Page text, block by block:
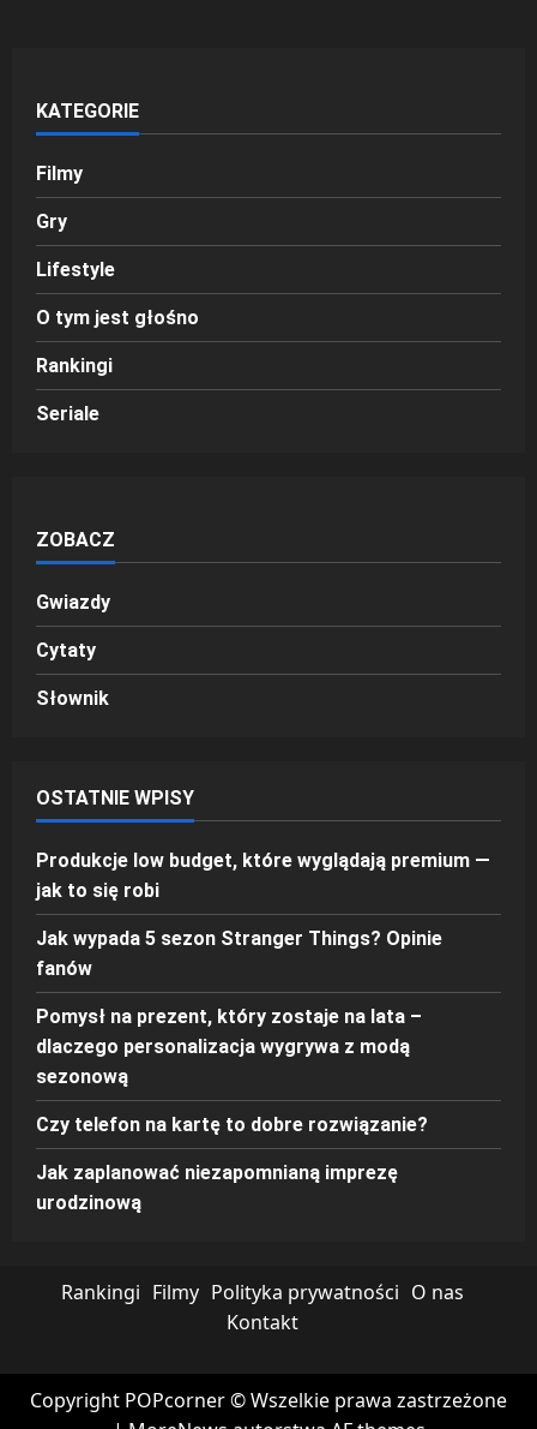
KATEGORIE
Filmy
Gry
Lifestyle
O tym jest głośno
Rankingi
Seriale
ZOBACZ
Gwiazdy
Cytaty
Słownik
OSTATNIE WPISY
Produkcje low budget, które wyglądają premium —
jak to się robi
Jak wypada 5 sezon Stranger Things? Opinie
fanów
Pomysł na prezent, który zostaje na lata –
dlaczego personalizacja wygrywa z modą
sezonową
Czy telefon na kartę to dobre rozwiązanie?
Jak zaplanować niezapomnianą imprezę
urodzinową
Rankingi Filmy Polityka prywatności O nas
Kontakt
Copyright POPcorner © Wszelkie prawa zastrzeżone